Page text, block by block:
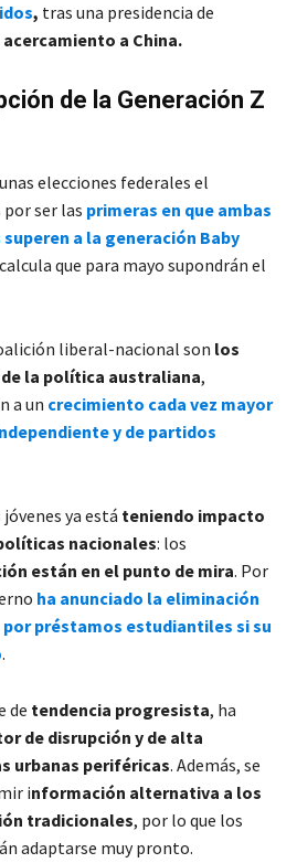
, tras una presidencia de
acercamiento a China.
de la Generación Z
elecciones federales el
ser las primeras en que ambas
a la generación Baby
que para mayo supondrán el
liberal-nacional son los
la política australiana,
a un crecimiento cada vez mayor
y de partidos
ya está teniendo impacto
nacionales: los
están en el punto de mira. Por
ha anunciado la eliminación
por préstamos estudiantiles si su
.
de tendencia progresista, ha
de disrupción y de alta
urbanas periféricas. Además, se
información alternativa a los
tradicionales, por lo que los
adaptarse muy pronto.